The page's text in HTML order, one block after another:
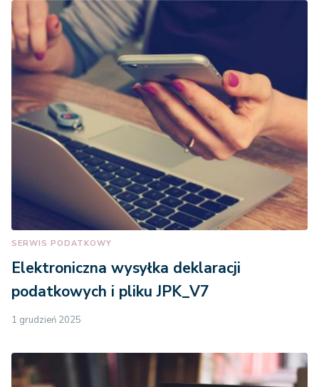
SERWIS PODATKOWY
Elektroniczna wysyłka deklaracji
podatkowych i pliku JPK_V7
1 grudzień 2025